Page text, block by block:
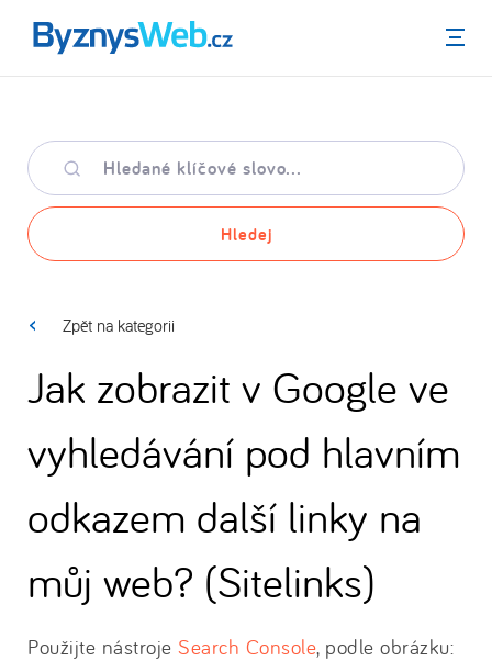
Menu
Hledané
klíčové
slovo
Hledej
Zpět na kategorii
Jak zobrazit v Google ve
vyhledávání pod hlavním
odkazem další linky na
můj web? (Sitelinks)
Použijte nástroje Search Console, podle obrázku: